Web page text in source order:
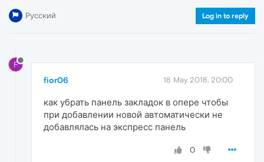
Русский Log in to reply
F
fior06 18 May 2018, 20:00
как убрать панель закладок в опере чтобы
при добавлении новой автоматически не
добавлялась на экспресс панель
0